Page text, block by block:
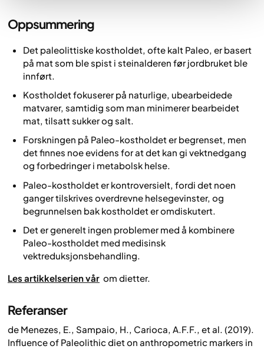
Oppsummering
Det paleolittiske kostholdet, ofte kalt Paleo, er basert
på mat som ble spist i steinalderen før jordbruket ble
innført.
Kostholdet fokuserer på naturlige, ubearbeidede
matvarer, samtidig som man minimerer bearbeidet
mat, tilsatt sukker og salt.
Forskningen på Paleo-kostholdet er begrenset, men
det finnes noe evidens for at det kan gi vektnedgang
og forbedringer i metabolsk helse.
Paleo-kostholdet er kontroversielt, fordi det noen
ganger tilskrives overdrevne helsegevinster, og
begrunnelsen bak kostholdet er omdiskutert.
Det er generelt ingen problemer med å kombinere
Paleo-kostholdet med medisinsk
vektreduksjonsbehandling.
Les artikkelserien vår om dietter.
Referanser
de Menezes, E., Sampaio, H., Carioca, A.F.F., et al. (2019).
Influence of Paleolithic diet on anthropometric markers in